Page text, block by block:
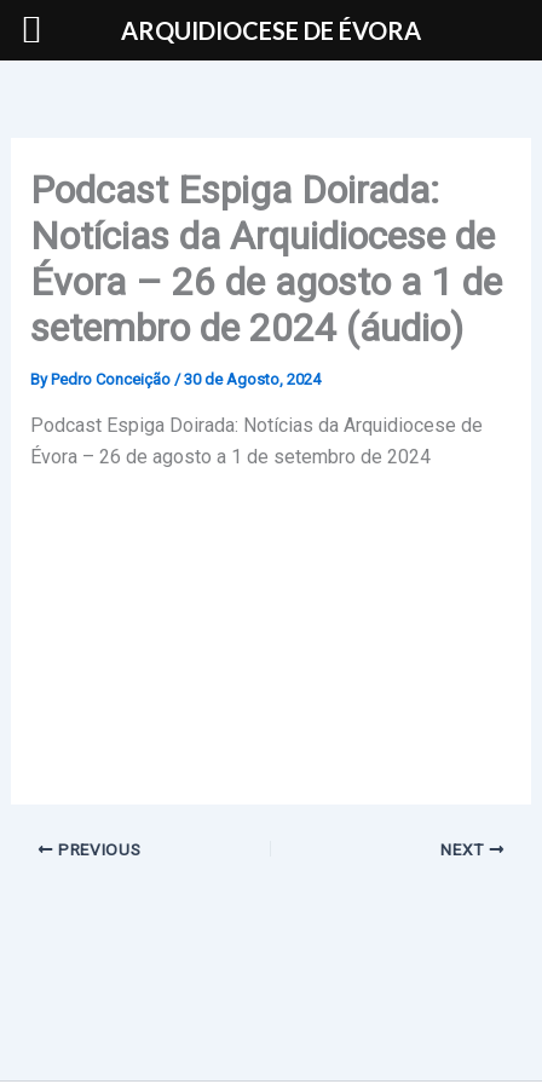
Skip
Podcast Espiga Doirada:
Notícias da Arquidiocese de
Évora – 26 de agosto a 1 de
setembro de 2024 (áudio)
By Pedro Conceição /30 de Agosto, 2024
Podcast Espiga Doirada: Notícias da Arquidiocese de
Évora – 26 de agosto a 1 de setembro de 2024
PREVIOUS NEXT
ARQUIDIOCESE DE ÉVORA